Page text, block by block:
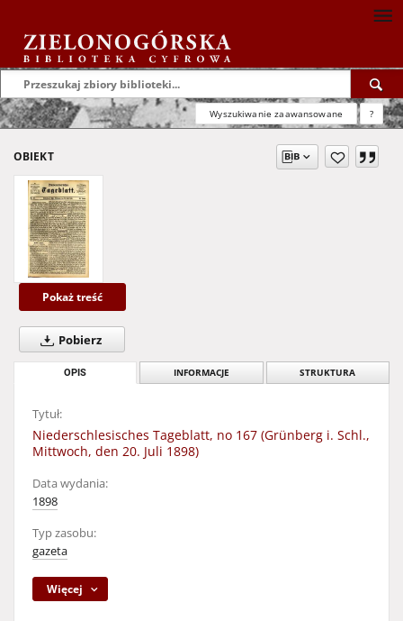
Wyszukiwanie zaawansowane ?
OBIEKT
Pokaż treść
Pobierz
OPIS INFORMACJE STRUKTURA
Tytuł:
Niederschlesisches Tageblatt, no 167 (Grünberg i. Schl.,
Mittwoch, den 20. Juli 1898)
Data wydania:
1898
Typ zasobu:
gazeta
Więcej